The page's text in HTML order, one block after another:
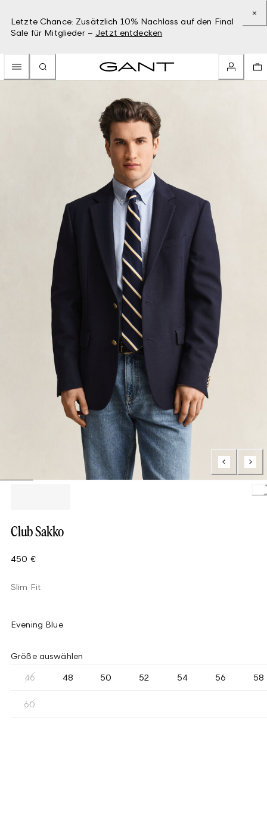
Letzte Chance: Zusätzlich 10% Nachlass auf den Final
Sale für Mitglieder – Jetzt entdecken
Club Sakko
450 €
Slim Fit
Evening Blue
Größe auswählen
46 48 50 52 54 56 58
60